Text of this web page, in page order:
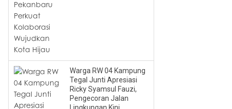
Warga RW 04 Kampung
Tegal Junti Apresiasi
Ricky Syamsul Fauzi,
Pengecoran Jalan